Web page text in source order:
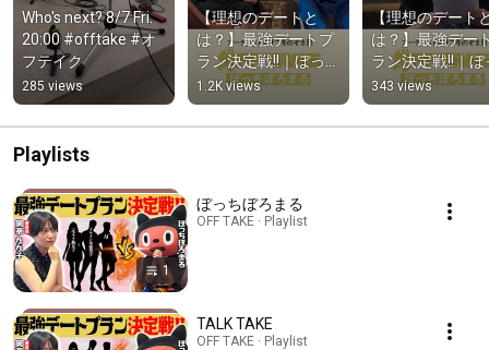
Who's next? 8/7 Fri.
20:00 #offtake #オ
フテイク
285 views
【理想のデートと
は？】最強デートプ
ラン決定戦!!｜ぼっち
ぼろまる×岡奈なな
子　#offtake #オフ
テイク #ぼっちぼろ
1.2K views
【理想のデート
は？】最強デー
ラン決定戦!!｜ぼ
ぼろまる×岡奈な
子　#offtake #
テイク #ぼっち
343 views
Playlists
1
ぼっちぼろまる
OFF TAKE · Playlist
TALK TAKE
OFF TAKE · Playlist